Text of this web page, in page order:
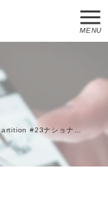
MENU
ッド」グッズ通信販売のお知らせ